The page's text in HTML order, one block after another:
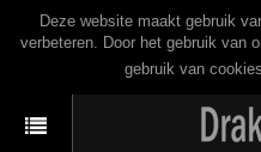
Deze website maakt gebruik
verbeteren. Door het gebruik van
gebruik van